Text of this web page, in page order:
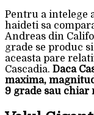
Pentru a intelege
haideti sa
Andreas din
grade se produc
aceasta pare
Cascadia. Daca
maxima,
9 grade sau chiar